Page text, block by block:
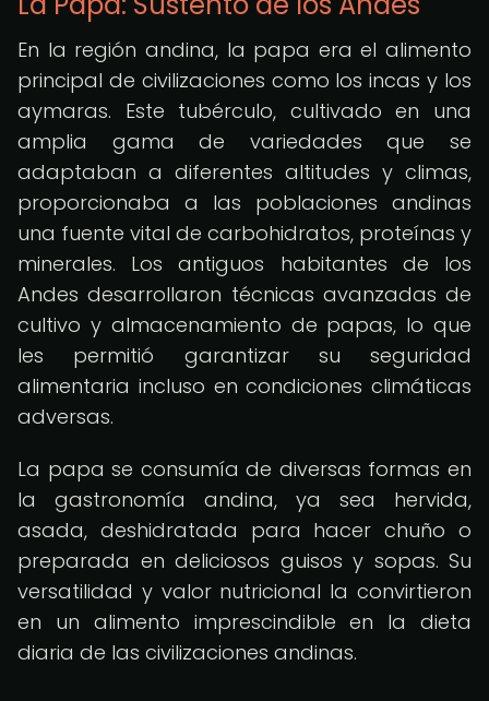
En la región andina, la papa era el alimento
principal de civilizaciones como los incas y los
aymaras. Este tubérculo, cultivado en una
amplia gama de variedades que se
adaptaban a diferentes altitudes y climas,
proporcionaba a las poblaciones andinas
una fuente vital de carbohidratos, proteínas y
minerales. Los antiguos habitantes de los
Andes desarrollaron técnicas avanzadas de
cultivo y almacenamiento de papas, lo que
les permitió garantizar su seguridad
alimentaria incluso en condiciones climáticas
adversas.
La papa se consumía de diversas formas en
la gastronomía andina, ya sea hervida,
asada, deshidratada para hacer chuño o
preparada en deliciosos guisos y sopas. Su
versatilidad y valor nutricional la convirtieron
en un alimento imprescindible en la dieta
diaria de las civilizaciones andinas.